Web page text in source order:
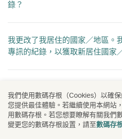
錄？
我更改了我居住的國家／地區。
專訊的紀錄，以獲取新居住國家
我們使用數碼存根（Cookies）以確
您提供最佳體驗。若繼續使用本網站
用數碼存根。若您想要瞭解有關我們
變更您的數碼存根設置，請至數碼存